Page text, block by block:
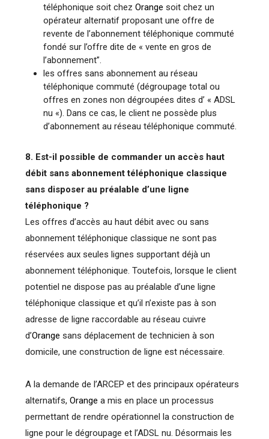
téléphonique soit chezOrange soit chez un
opérateur alternatif proposant une offre de
revente de l’abonnement téléphonique commuté
fondé sur l’offre dite de « vente en gros de
l’abonnement”.
les offres sans abonnement au réseau
téléphonique commuté (dégroupage total ou
offres en zones non dégroupées dites d’ « ADSL
nu «). Dans ce cas, le client ne possède plus
d’abonnement au réseau téléphonique commuté.
8. Est-il possible de commander un accès haut
débit sans abonnement téléphonique classique
sans disposer au préalable d’une ligne
téléphonique ?
Les offres d’accès au haut débit avec ou sans
abonnement téléphonique classique ne sont pas
réservées aux seules lignes supportant déjà un
abonnement téléphonique. Toutefois, lorsque le client
potentiel ne dispose pas au préalable d’une ligne
téléphonique classique et qu’il n’existe pas à son
adresse de ligne raccordable au réseau cuivre
d’Orange sans déplacement de technicien à son
domicile, une construction de ligne est nécessaire.
A la demande de l’ARCEP et des principaux opérateurs
alternatifs,Orange a mis en place un processus
permettant de rendre opérationnel la construction de
ligne pour le dégroupage et l’ADSL nu. Désormais les